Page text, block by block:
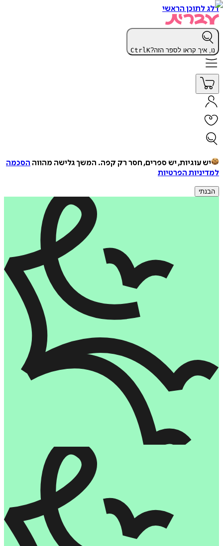
דלג לתוכן הראשי
נו, איך קראו לספר הזה? CtrlK
יש עוגיות, יש ספרים, חסר רק קפה. המשך גלישה מהווה הסכמה
למדיניות הפרטיות
הבנתי